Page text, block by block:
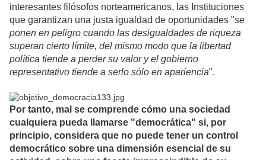
interesantes filósofos norteamericanos, las Instituciones
que garantizan una justa igualdad de oportunidades "se
ponen en peligro cuando las desigualdades de riqueza
superan cierto límite, del mismo modo que la libertad
política tiende a perder su valor y el gobierno
representativo tiende a serlo sólo en apariencia".
Por tanto, mal se comprende cómo una sociedad
cualquiera pueda llamarse "democrática" si, por
principio, considera que no puede tener un control
democrático sobre una dimensión esencial de su